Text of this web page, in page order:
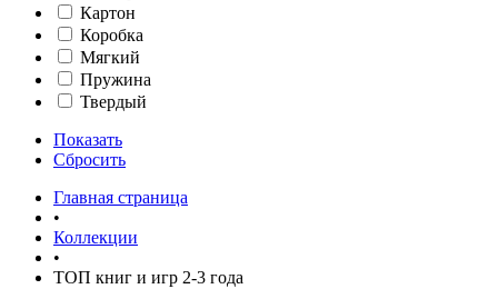
Картон
Коробка
Мягкий
Пружина
Твердый
Показать
Сбросить
Главная страница
•
Коллекции
•
ТОП книг и игр 2-3 года